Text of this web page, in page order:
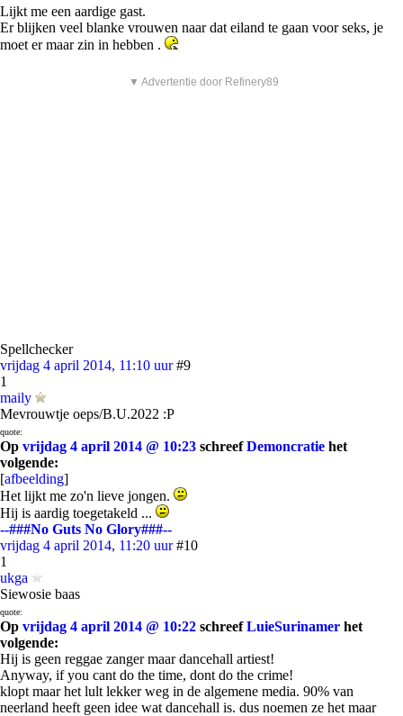
Lijkt me een aardige gast.
Er blijken veel blanke vrouwen naar dat eiland te gaan voor seks, je
moet er maar zin in hebben .
▼ Advertentie door Refinery89
Spellchecker
vrijdag 4 april 2014, 11:10 uur #9
1
maily
Mevrouwtje oeps/B.U.2022 :P
quote:
Op vrijdag 4 april 2014 @ 10:23 schreefDemoncratie het
volgende:
[afbeelding]
Het lijkt me zo'n lieve jongen.
Hij is aardig toegetakeld ...
--###No Guts No Glory###--
vrijdag 4 april 2014, 11:20 uur #10
1
ukga
Siewosie baas
quote:
Op vrijdag 4 april 2014 @ 10:22 schreefLuieSurinamer het
volgende:
Hij is geen reggae zanger maar dancehall artiest!
Anyway, if you cant do the time, dont do the crime!
klopt maar het lult lekker weg in de algemene media. 90% van
neerland heeft geen idee wat dancehall is. dus noemen ze het maar